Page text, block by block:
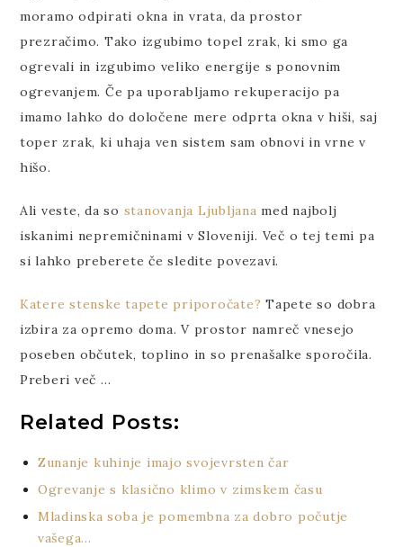
moramo odpirati okna in vrata, da prostor
prezračimo. Tako izgubimo topel zrak, ki smo ga
ogrevali in izgubimo veliko energije s ponovnim
ogrevanjem. Če pa uporabljamo rekuperacijo pa
imamo lahko do določene mere odprta okna v hiši, saj
toper zrak, ki uhaja ven sistem sam obnovi in vrne v
hišo.
Ali veste, da so stanovanja Ljubljana med najbolj
iskanimi nepremičninami v Sloveniji. Več o tej temi pa
si lahko preberete če sledite povezavi.
Katere stenske tapete priporočate? Tapete so dobra
izbira za opremo doma. V prostor namreč vnesejo
poseben občutek, toplino in so prenašalke sporočila.
Preberi več …
Related Posts:
Zunanje kuhinje imajo svojevrsten čar
Ogrevanje s klasično klimo v zimskem času
Mladinska soba je pomembna za dobro počutje
vašega…